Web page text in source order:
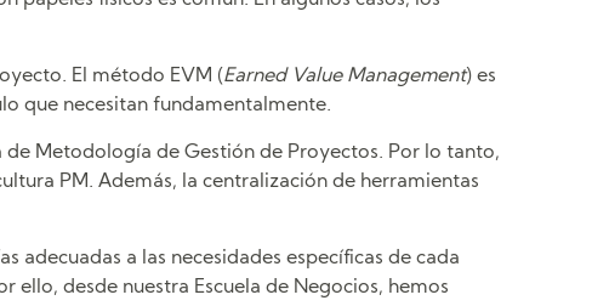
El método EVM (Earned Value Management) es
que necesitan fundamentalmente.
Metodología de Gestión de Proyectos. Por lo tanto,
PM. Además, la centralización de herramientas
adecuadas a las necesidades específicas de cada
ello, desde nuestra Escuela de Negocios, hemos